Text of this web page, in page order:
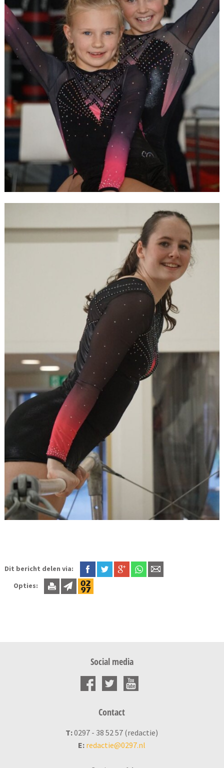
Dit bericht delen via:
Opties:
Social media
Contact
T:0297 - 38 52 57 (redactie)
E: redactie@0297.nl